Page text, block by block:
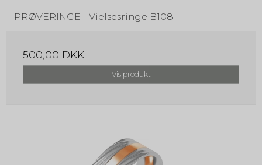
PRØVERINGE - Vielsesringe B108
500,00 DKK
Vis produkt